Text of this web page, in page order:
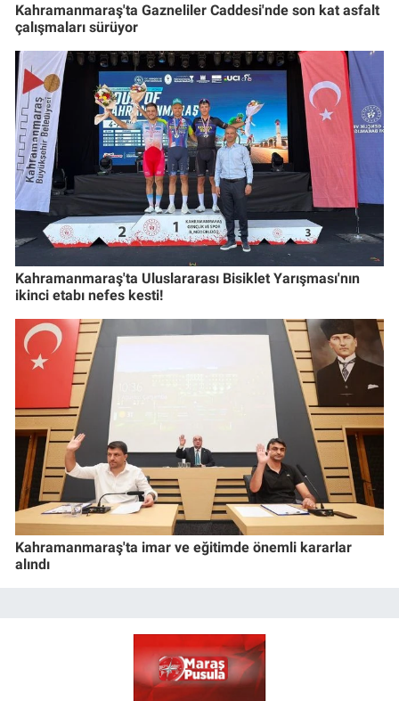
Kahramanmaraş'ta Gazneliler Caddesi'nde son kat asfalt
çalışmaları sürüyor
Kahramanmaraş'ta Uluslararası Bisiklet Yarışması'nın
ikinci etabı nefes kesti!
Kahramanmaraş'ta imar ve eğitimde önemli kararlar
alındı